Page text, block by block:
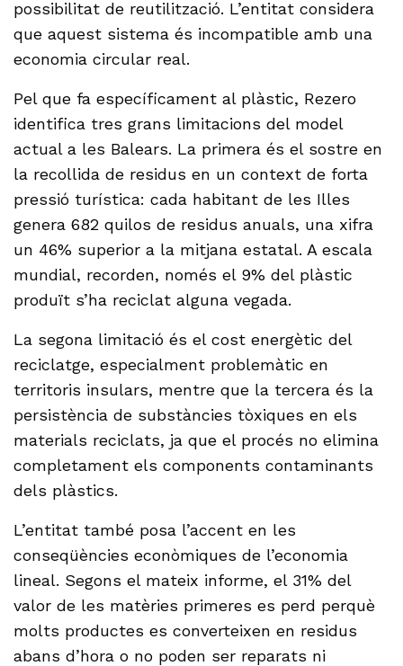
possibilitat de reutilització. L’entitat considera
que aquest sistema és incompatible amb una
economia circular real.
Pel que fa específicament al plàstic, Rezero
identifica tres grans limitacions del model
actual a les Balears. La primera és el sostre en
la recollida de residus en un context de forta
pressió turística: cada habitant de les Illes
genera 682 quilos de residus anuals, una xifra
un 46% superior a la mitjana estatal. A escala
mundial, recorden, només el 9% del plàstic
produït s’ha reciclat alguna vegada.
La segona limitació és el cost energètic del
reciclatge, especialment problemàtic en
territoris insulars, mentre que la tercera és la
persistència de substàncies tòxiques en els
materials reciclats, ja que el procés no elimina
completament els components contaminants
dels plàstics.
L’entitat també posa l’accent en les
conseqüències econòmiques de l’economia
lineal. Segons el mateix informe, el 31% del
valor de les matèries primeres es perd perquè
molts productes es converteixen en residus
abans d’hora o no poden ser reparats ni